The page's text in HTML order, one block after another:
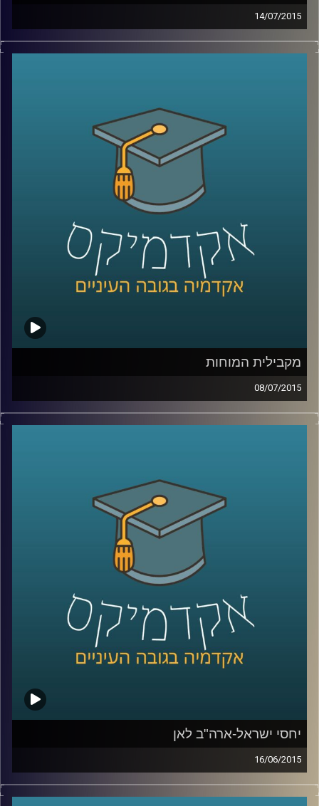
14/07/2015
פרופסור שחר קריב, ראש המחלקה לכלכלה
ההתנהגותית והכלים המתמטיים בעזרתם
מתמודדת הכלכלה עם שאלת הרציונליות
וההתנהגות האנושית. ומה מלמד מחקר רב
שנים על מעמד המפלגה בכל הנוגע להבדל בין
העדפת כלכלה שוויונית לבין העניין בהגדלת
קרדיט תמונות:AudioVersity
מקבילית המוחות
08/07/2015
דוקטור נאוה לויט בנון מנהלת את מכון סגול
המוח והמדעים הקשים לבין מדעי החברה. את
אלה היא מתבלת בחדשנות נוספת – שילוב
הממצאים בעבודת שטח עם אנשי חינוך בכדי
לבדוק את ההשפעה של המלצות המחקר על
עוצמת החסינות של רשתות מוחיות של אנשים
קרדיט תמונות:AudioVersity
יחסי ישראל-ארה"ב לאן
16/06/2015
דוקטור אמנון כוורי, מומחה לפוליטיקה